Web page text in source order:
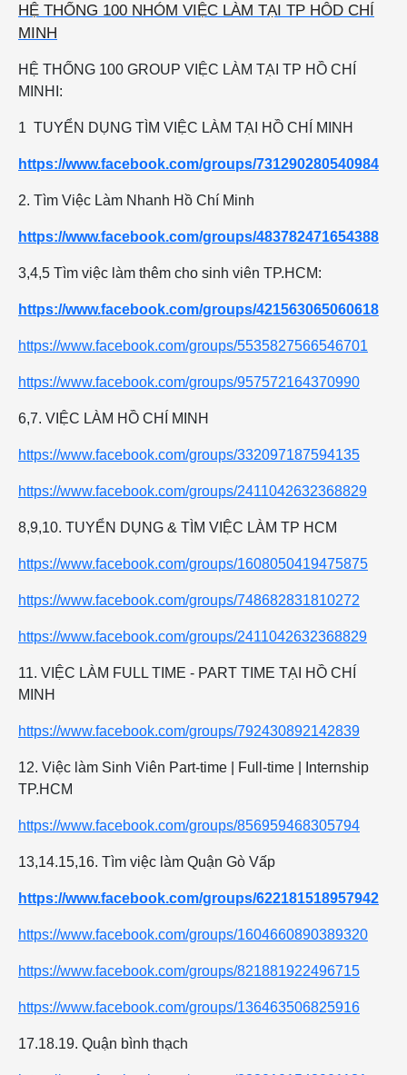
HỆ THỐNG 100 NHÓM VIỆC LÀM TẠI TP HÔD CHÍ
MINH
HỆ THỐNG 100 GROUP VIỆC LÀM TẠI TP HỒ CHÍ
MINHI:
1 TUYỂN DỤNG TÌM VIỆC LÀM TẠI HỒ CHÍ MINH
https://www.facebook.com/groups/731290280540984
2. Tìm Việc Làm Nhanh Hồ Chí Minh
https://www.facebook.com/groups/483782471654388
3,4,5 Tìm việc làm thêm cho sinh viên TP.HCM:
https://www.facebook.com/groups/421563065060618
https://www.facebook.com/groups/5535827566546701
https://www.facebook.com/groups/957572164370990
6,7. VIỆC LÀM HỒ CHÍ MINH
https://www.facebook.com/groups/332097187594135
https://www.facebook.com/groups/2411042632368829
8,9,10. TUYỂN DỤNG & TÌM VIỆC LÀM TP HCM
https://www.facebook.com/groups/1608050419475875
https://www.facebook.com/groups/748682831810272
https://www.facebook.com/groups/2411042632368829
11. VIỆC LÀM FULL TIME - PART TIME TẠI HỒ CHÍ
MINH
https://www.facebook.com/groups/792430892142839
12. Việc làm Sinh Viên Part-time | Full-time | Internship
TP.HCM
https://www.facebook.com/groups/856959468305794
13,14.15,16. Tìm việc làm Quận Gò Vấp
https://www.facebook.com/groups/622181518957942
https://www.facebook.com/groups/1604660890389320
https://www.facebook.com/groups/821881922496715
https://www.facebook.com/groups/136463506825916
17.18.19. Quận bình thạch